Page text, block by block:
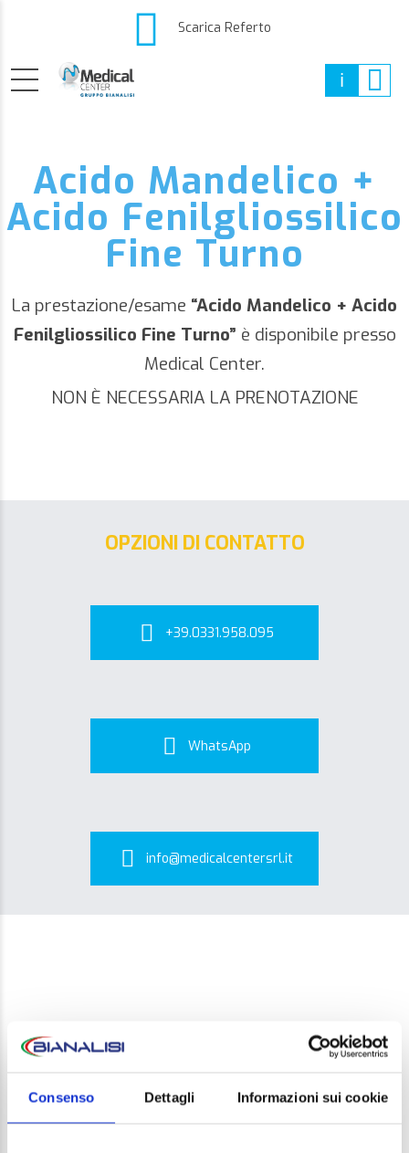
Consenso Dettagli Informazioni sui cookie
Scarica Referto
Acido Mandelico +
Acido Fenilgliossilico
Fine Turno
La prestazione/esame “Acido Mandelico + Acido
Fenilgliossilico Fine Turno” è disponibile presso
Medical Center.
NON È NECESSARIA LA PRENOTAZIONE
OPZIONI DI CONTATTO
+39.0331.958.095
WhatsApp
info@medicalcentersrl.it
LEAVE A REPLY